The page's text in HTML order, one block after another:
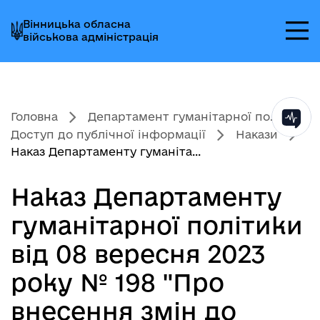
до
головного
меню
до
головного
вмісту
до
головного
колонтитула
Вінницька обласна
військова адміністрація
Головна
Департамент гуманітарної по...
Доступ до публічної інформації
Накази
Наказ Департаменту гуманіта...
Наказ Департаменту
гуманітарної політики
від 08 вересня 2023
року № 198 "Про
внесення змін до